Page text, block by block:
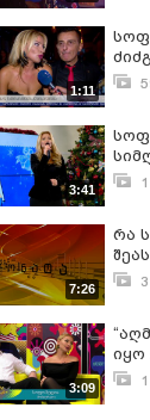
1:11
3:41
7:26
რა
3:09
იყო
-